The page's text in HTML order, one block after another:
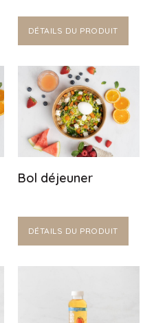
DÉTAILS DU PRODUIT
Bol déjeuner
DÉTAILS DU PRODUIT